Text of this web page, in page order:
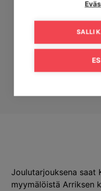
Joulutarjouksena saat
myymälöistä Arriksen
SALLI